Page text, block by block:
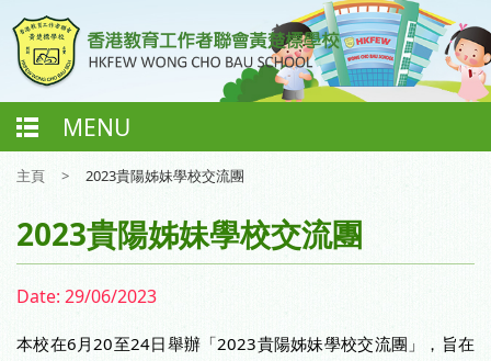
MENU
主頁 > 2023貴陽姊妹學校交流團
2023貴陽姊妹學校交流團
Date: 29/06/2023
本校在6月20至24日舉辦「2023貴陽姊妹學校交流團」，旨在